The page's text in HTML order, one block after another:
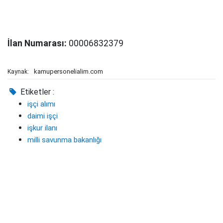
İlan Numarası: 00006832379
Kaynak: kamupersonelialim.com
Etiketler :
işçi alımı
daimi işçi
işkur ilanı
milli savunma bakanlığı